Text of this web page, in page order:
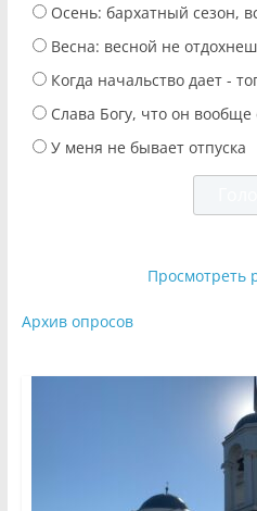
Осень: бархатный сезон,
Весна: весной не
Когда начальство дает -
Слава Богу, что он вообще
У меня не бывает отпуска
Просмотреть
Архив опросов